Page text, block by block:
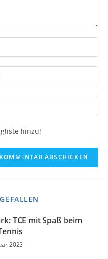
hinzu!
TCE mit Spaß beim
2023